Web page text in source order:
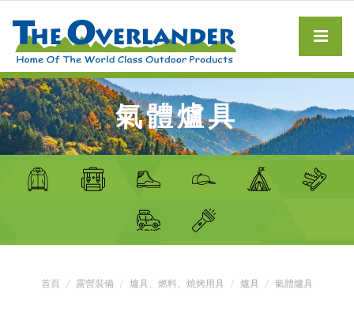
氣體爐具
首頁 露營裝備 爐具、燃料、燒烤用具 爐具 氣體爐具